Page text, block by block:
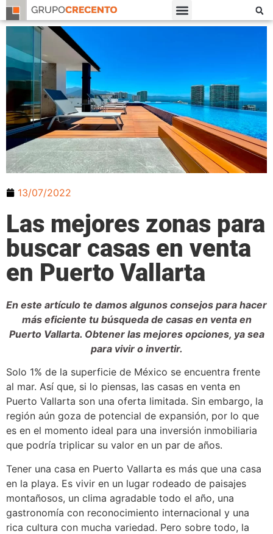
13/07/2022
Las mejores zonas para
buscar casas en venta
en Puerto Vallarta
En este artículo te damos algunos consejos para hacer
más eficiente tu búsqueda de casas en venta en
Puerto Vallarta. Obtener las mejores opciones, ya sea
para vivir o invertir.
Solo 1% de la superficie de México se encuentra frente
al mar. Así que, si lo piensas, las casas en venta en
Puerto Vallarta son una oferta limitada. Sin embargo, la
región aún goza de potencial de expansión, por lo que
es en el momento ideal para una inversión inmobiliaria
que podría triplicar su valor en un par de años.
Tener una casa en Puerto Vallarta es más que una casa
en la playa. Es vivir en un lugar rodeado de paisajes
montañosos, un clima agradable todo el año, una
gastronomía con reconocimiento internacional y una
rica cultura con mucha variedad. Pero sobre todo, la